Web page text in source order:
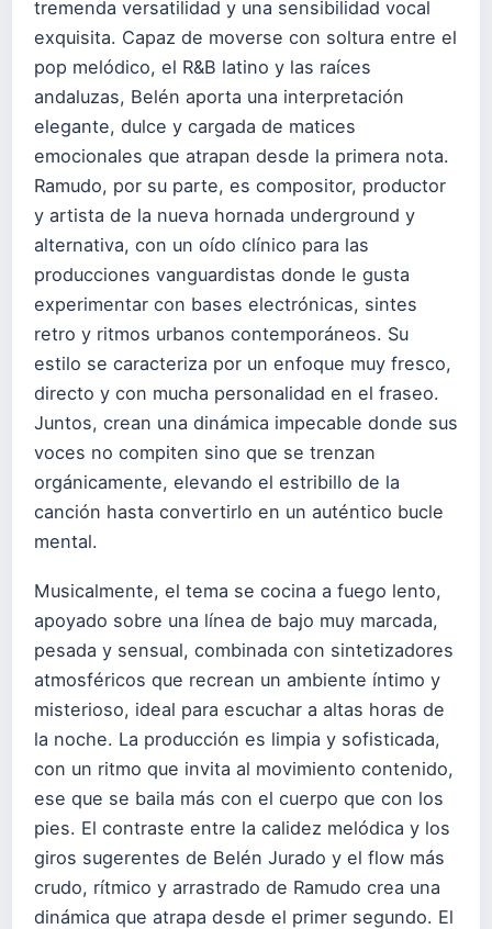
tremenda versatilidad y una sensibilidad vocal
exquisita. Capaz de moverse con soltura entre el
pop melódico, el R&B latino y las raíces
andaluzas, Belén aporta una interpretación
elegante, dulce y cargada de matices
emocionales que atrapan desde la primera nota.
Ramudo, por su parte, es compositor, productor
y artista de la nueva hornada underground y
alternativa, con un oído clínico para las
producciones vanguardistas donde le gusta
experimentar con bases electrónicas, sintes
retro y ritmos urbanos contemporáneos. Su
estilo se caracteriza por un enfoque muy fresco,
directo y con mucha personalidad en el fraseo.
Juntos, crean una dinámica impecable donde sus
voces no compiten sino que se trenzan
orgánicamente, elevando el estribillo de la
canción hasta convertirlo en un auténtico bucle
mental.
Musicalmente, el tema se cocina a fuego lento,
apoyado sobre una línea de bajo muy marcada,
pesada y sensual, combinada con sintetizadores
atmosféricos que recrean un ambiente íntimo y
misterioso, ideal para escuchar a altas horas de
la noche. La producción es limpia y sofisticada,
con un ritmo que invita al movimiento contenido,
ese que se baila más con el cuerpo que con los
pies. El contraste entre la calidez melódica y los
giros sugerentes de Belén Jurado y el flow más
crudo, rítmico y arrastrado de Ramudo crea una
dinámica que atrapa desde el primer segundo. El